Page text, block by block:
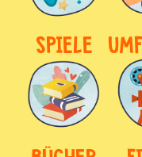
SPIELE